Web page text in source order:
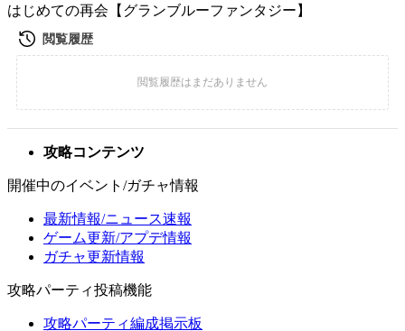
はじめての再会【グランブルーファンタジー】
攻略コンテンツ
開催中のイベント/ガチャ情報
最新情報/ニュース速報
ゲーム更新/アプデ情報
ガチャ更新情報
攻略パーティ投稿機能
攻略パーティ編成掲示板